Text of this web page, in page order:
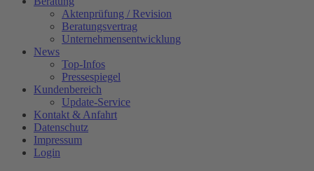
Aktenprüfung / Revision
Beratungsvertrag
Unternehmensentwicklung
News
Top-Infos
Pressespiegel
Kundenbereich
Update-Service
Kontakt & Anfahrt
Datenschutz
Impressum
Login